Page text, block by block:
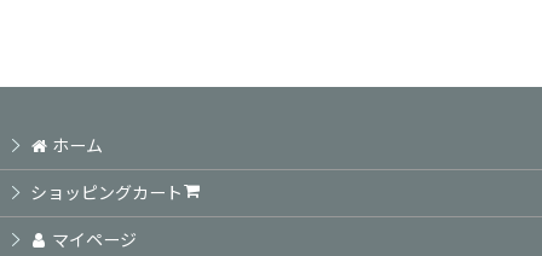
ホーム
ショッピングカート
マイページ